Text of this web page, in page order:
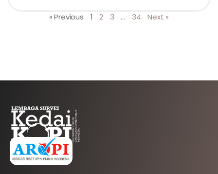
« Previous 1 2 3 … 34 Next »
AFILIASI